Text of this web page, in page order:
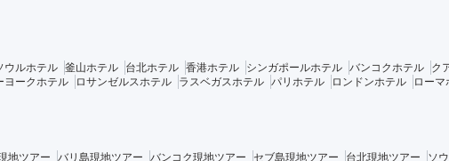
ウルホテル 釜山ホテル 台北ホテル 香港ホテル シンガポールホテル バンコクホテル ク
ヨークホテル ロサンゼルスホテル ラスベガスホテル パリホテル ロンドンホテル ローマ
地ツアー バリ島現地ツアー バンコク現地ツアー セブ島現地ツアー 台北現地ツアー ソ